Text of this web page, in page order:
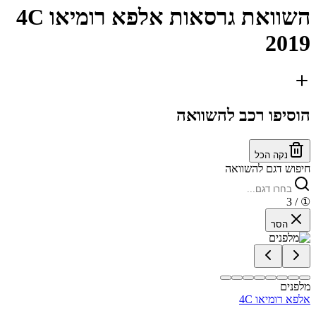
השוואת גרסאות
אלפא רומיאו 4C
2019
הוסיפו רכב להשוואה
נקה הכל
חיפוש דגם להשוואה
①
/ 3
הסר
מלפנים
אלפא רומיאו 4C